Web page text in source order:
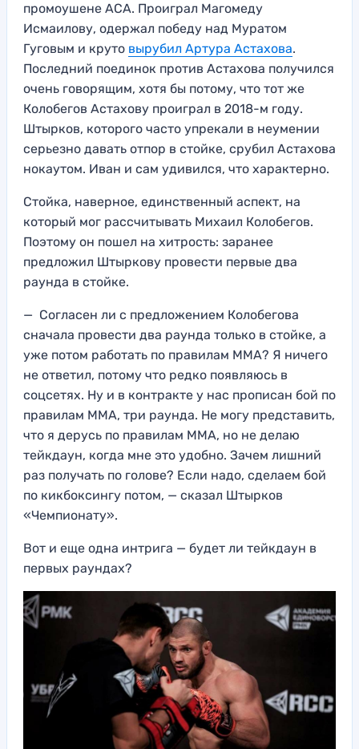
промоушене ACA. Проиграл Магомеду
Исмаилову, одержал победу над Муратом
Гуговым и круто вырубил Артура Астахова.
Последний поединок против Астахова получился
очень говорящим, хотя бы потому, что тот же
Колобегов Астахову проиграл в 2018-м году.
Штырков, которого часто упрекали в неумении
серьезно давать отпор в стойке, срубил Астахова
нокаутом. Иван и сам удивился, что характерно.
Стойка, наверное, единственный аспект, на
который мог рассчитывать Михаил Колобегов.
Поэтому он пошел на хитрость: заранее
предложил Штыркову провести первые два
раунда в стойке.
— Согласен ли с предложением Колобегова
сначала провести два раунда только в стойке, а
уже потом работать по правилам ММА? Я ничего
не ответил, потому что редко появляюсь в
соцсетях. Ну и в контракте у нас прописан бой по
правилам ММА, три раунда. Не могу представить,
что я дерусь по правилам ММА, но не делаю
тейкдаун, когда мне это удобно. Зачем лишний
раз получать по голове? Если надо, сделаем бой
по кикбоксингу потом, — сказал Штырков
«Чемпионату».
Вот и еще одна интрига — будет ли тейкдаун в
первых раундах?